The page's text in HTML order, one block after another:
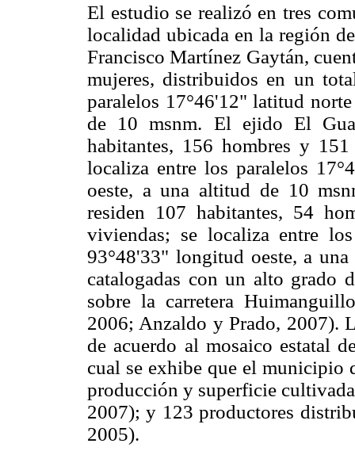
El estudio se realizó en tres
localidad ubicada en la región
Francisco Martínez Gaytán,
mujeres, distribuidos en un
paralelos 17°46'12" latitud
de 10 msnm. El ejido El
habitantes, 156 hombres y
localiza entre los paralelos
oeste, a una altitud de 10
residen 107 habitantes, 54
viviendas; se localiza entre
93°48'33" longitud oeste, a
catalogadas con un alto grado
sobre la carretera
2006; Anzaldo y Prado, 2007).
de acuerdo al mosaico estatal
cual se exhibe que el
producción y superficie
2007); y 123 productores
2005).